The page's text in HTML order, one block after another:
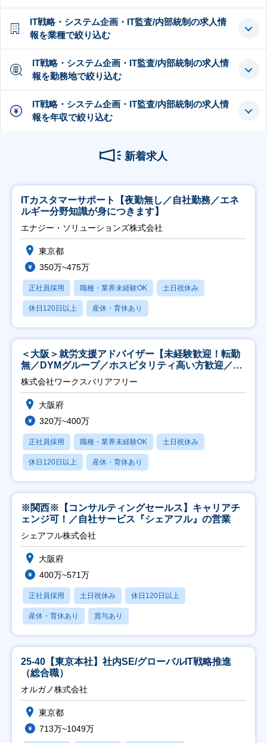
IT戦略・システム企画・IT監査/内部統制の求人情
報を業種で絞り込む
IT戦略・システム企画・IT監査/内部統制の求人情
報を勤務地で絞り込む
IT戦略・システム企画・IT監査/内部統制の求人情
報を年収で絞り込む
新着求人
ITカスタマーサポート【夜勤無し／自社勤務／エネ
ルギー分野知識が身につきます】
エナジー・ソリューションズ株式会社
東京都
350万~475万
正社員採用 職種・業界未経験OK 土日祝休み
休日120日以上 産休・育休あり
＜大阪＞就労支援アドバイザー【未経験歓迎！転勤
無／DYMグループ／ホスピタリティ高い方歓迎／土
日祝】
株式会社ワークスバリアフリー
大阪府
320万~400万
正社員採用 職種・業界未経験OK 土日祝休み
休日120日以上 産休・育休あり
※関西※【コンサルティングセールス】キャリアチ
ェンジ可！／自社サービス『シェアフル』の営業
シェアフル株式会社
大阪府
400万~571万
正社員採用 土日祝休み 休日120日以上
産休・育休あり 賞与あり
25-40【東京本社】社内SE/グローバルIT戦略推進
（総合職）
オルガノ株式会社
東京都
713万~1049万